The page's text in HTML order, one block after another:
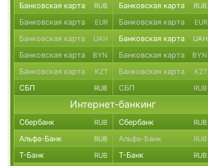
Банковская карта RUB Банковская карта RUB
Банковская карта EUR Банковская карта EUR
Банковская карта UAH Банковская карта UAH
Банковская карта BYN Банковская карта BYN
Банковская карта KZT Банковская карта KZT
СБП RUB СБП RUB
Интернет-банкинг
Сбербанк RUB Сбербанк RUB
Альфа-Банк RUB Альфа-Банк RUB
Т-Банк RUB Т-Банк RUB